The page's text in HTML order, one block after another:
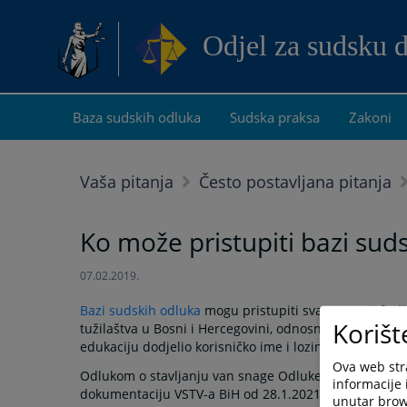
Odjel za sudsku
Baza sudskih odluka Sudska praksa Zakoni
Vaša pitanja Često postavljana pitanja
Ko može pristupiti bazi
07.02.2019.
Bazi sudskih odluka mogu pristupiti sva pravna i
tužilaštva u Bosni i Hercegovini, odnosno sudije,
edukaciju dodjelio korisničko ime i lozinku, a radi
Odlukom o stavljanju van snage Odluke o visini
dokumentaciju VSTV-a BiH od 28.1.2021. godine,
Ova web
informacije
unutar